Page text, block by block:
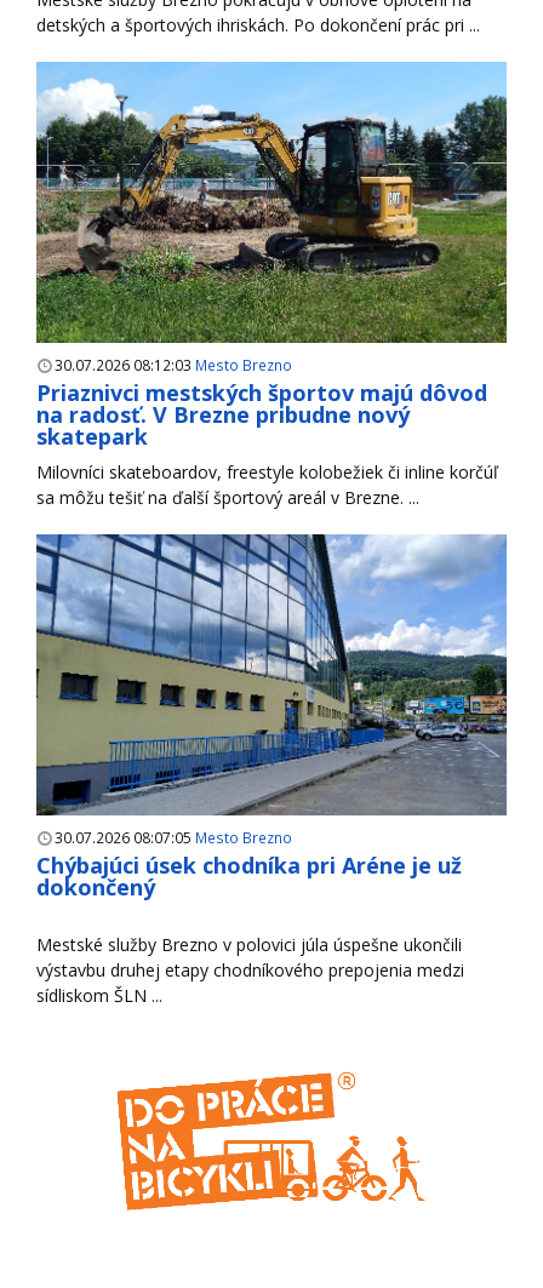
detských a športových ihriskách. Po dokončení prác pri ...
30.07.2026 08:12:03 Mesto Brezno
Priaznivci mestských športov majú dôvod
na radosť. V Brezne pribudne nový
skatepark
Milovníci skateboardov, freestyle kolobežiek či inline korčúľ
sa môžu tešiť na ďalší športový areál v Brezne. ...
30.07.2026 08:07:05 Mesto Brezno
Chýbajúci úsek chodníka pri Aréne je už
dokončený
Mestské služby Brezno v polovici júla úspešne ukončili
výstavbu druhej etapy chodníkového prepojenia medzi
sídliskom ŠLN ...